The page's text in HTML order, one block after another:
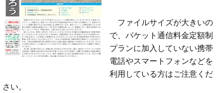
ファイルサイズが大きいの
で、パケット通信料金定額制
プランに加入していない携帯
電話やスマートフォンなどを
利用している方はご注意くだ
さい。